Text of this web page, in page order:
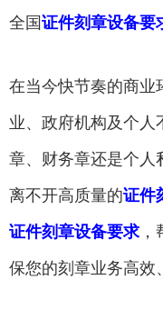
全国证件刻章设备要
在当今快节奏的商业
业、政府机构及个人
章、财务章还是个人
离不开高质量的证件
证件刻章设备要求，
保您的刻章业务高效